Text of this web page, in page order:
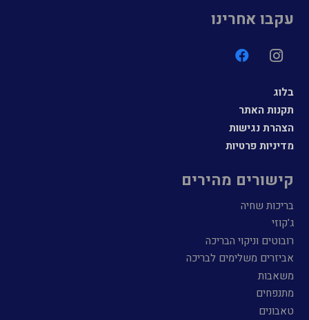
עקבו אחרינו
בלוג
תקנות האתר
הצהרת נגישות
מדיניות פרטיות
קישורים מהירים
בריכות שחיה
ג'קוזי
רובוטים וניקוי הבריכה
אביזרים משלימים לבריכה
משאבות
מתנפחים
טאבונים